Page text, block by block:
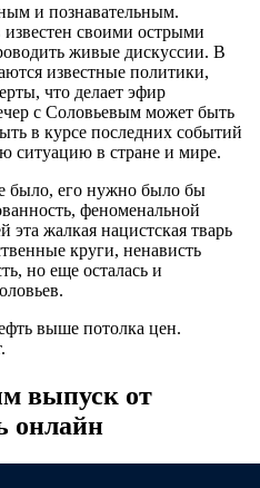
и познавательным.
своими острыми
живые дискуссии. В
известные политики,
что делает эфир
с Соловьевым может быть
в курсе последних событий
ситуацию в стране и мире.
было, его нужно было бы
феноменальной
жалкая нацистская тварь
круги, ненависть
но еще осталась и
выше потолка цен.
выпуск от
онлайн